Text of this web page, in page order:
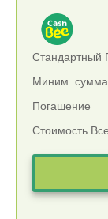
Стандартный
Миним. сумма
Погашение
Стоимость